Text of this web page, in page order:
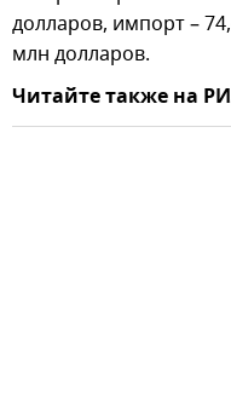
долларов, импорт –
млн долларов.
Читайте также на